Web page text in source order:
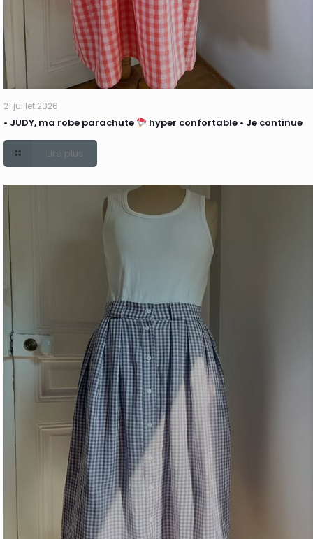
21 juillet 2026
• JUDY, ma robe parachute hyper confortable • Je continue
Lire plus